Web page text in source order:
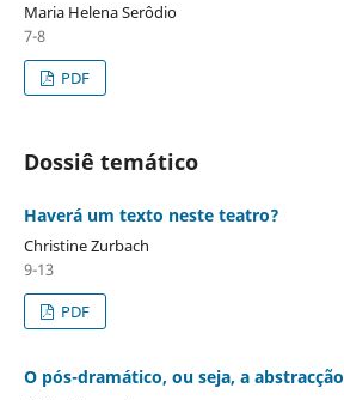
Maria Helena Serôdio
7-8
PDF
Dossiê temático
Haverá um texto neste teatro?
Christine Zurbach
9-13
PDF
O pós-dramático, ou seja, a abstracção